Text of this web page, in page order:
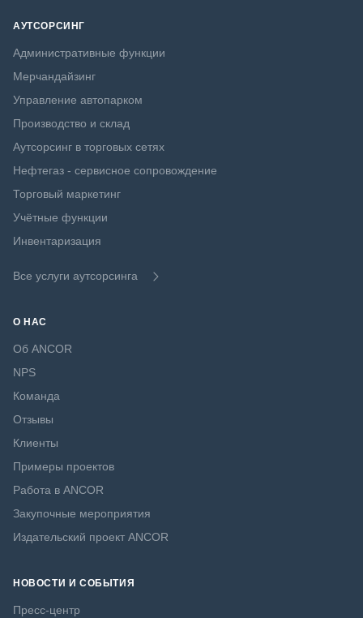
АУТСОРСИНГ
Административные функции
Мерчандайзинг
Управление автопарком
Производство и склад
Аутсорсинг в торговых сетях
Нефтегаз - сервисное сопровождение
Торговый маркетинг
Учётные функции
Инвентаризация
Все услуги аутсорсинга
О НАС
Об ANCOR
NPS
Команда
Отзывы
Клиенты
Примеры проектов
Работа в ANCOR
Закупочные мероприятия
Издательский проект ANCOR
НОВОСТИ И СОБЫТИЯ
Пресс-центр